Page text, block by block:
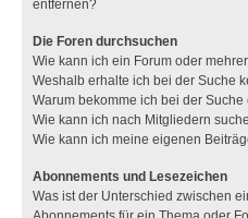
entfernen?
Die Foren durchsuchen
Wie kann ich ein Forum oder
Weshalb erhalte ich bei der Suche
Warum bekomme ich bei der
Wie kann ich nach Mitgliedern
Wie kann ich meine eigenen
Abonnements und Lesezeichen
Was ist der Unterschied zwischen